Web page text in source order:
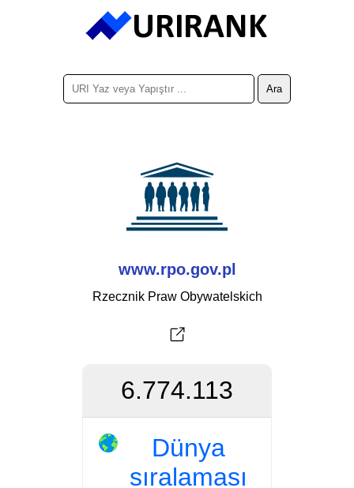
www.rpo.gov.pl
Rzecznik Praw Obywatelskich
6.774.113
Dünya
sıralaması